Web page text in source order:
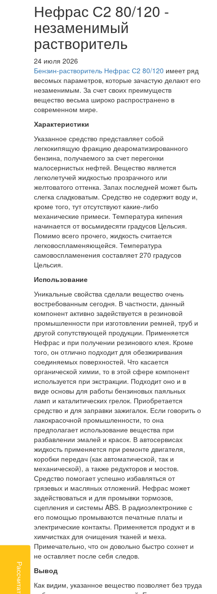
Нефрас С2 80/120 -
незаменимый
растворитель
24 июля 2026
Бензин-растворитель Нефрас С2 80/120 имеет ряд
весомых параметров, которые зачастую делают его
незаменимым. За счет своих преимуществ
вещество весьма широко распространено в
современном мире.
Характеристики
Указанное средство представляет собой
легкокипящую фракцию деароматизированного
бензина, получаемого за счет перегонки
малосернистых нефтей. Вещество является
легколетучей жидкостью прозрачного или
желтоватого оттенка. Запах последней может быть
слегка сладковатым. Средство не содержит воду и,
кроме того, тут отсутствуют какие-либо
механические примеси. Температура кипения
начинается от восьмидесяти градусов Цельсия.
Помимо всего прочего, жидкость считается
легковоспламеняющейся. Температура
самовоспламенения составляет 270 градусов
Цельсия.
Использование
Уникальные свойства сделали вещество очень
востребованным сегодня. В частности, данный
компонент активно задействуется в резиновой
промышленности при изготовлении ремней, труб и
другой сопутствующей продукции. Применяется
Нефрас и при получении резинового клея. Кроме
того, он отлично подходит для обезжиривания
соединяемых поверхностей. Что касается
органической химии, то в этой сфере компонент
используется при экстракции. Подходит оно и в
виде основы для работы бензиновых паяльных
ламп и каталитических грелок. Приобретается
средство и для заправки зажигалок. Если говорить о
лакокрасочной промышленности, то она
предполагает использование вещества при
разбавлении эмалей и красок. В автосервисах
жидкость применяется при ремонте двигателя,
коробки передач (как автоматической, так и
механической), а также редукторов и мостов.
Средство помогает успешно избавляться от
грязевых и масляных отложений. Нефрас может
задействоваться и для промывки тормозов,
сцепления и системы ABS. В радиоэлектронике с
его помощью промываются печатные платы и
электрические контакты. Применяется продукт и в
химчистках для очищения тканей и меха.
Примечательно, что он довольно быстро сохнет и
не оставляет после себя следов.
Вывод
Как видим, указанное вещество позволяет без труда